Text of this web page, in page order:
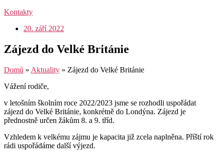
Kontakty
20. září 2022
Zájezd do Velké Británie
Domů » Aktuality » Zájezd do Velké Británie
Vážení rodiče,
v letošním školním roce 2022/2023 jsme se rozhodli uspořádat
zájezd do Velké Británie, konkrétně do Londýna. Zájezd je
přednostně určen žákům 8. a 9. tříd.
Vzhledem k velkému zájmu je kapacita již zcela naplněna. Příští rok
rádi uspořádáme další výjezd.